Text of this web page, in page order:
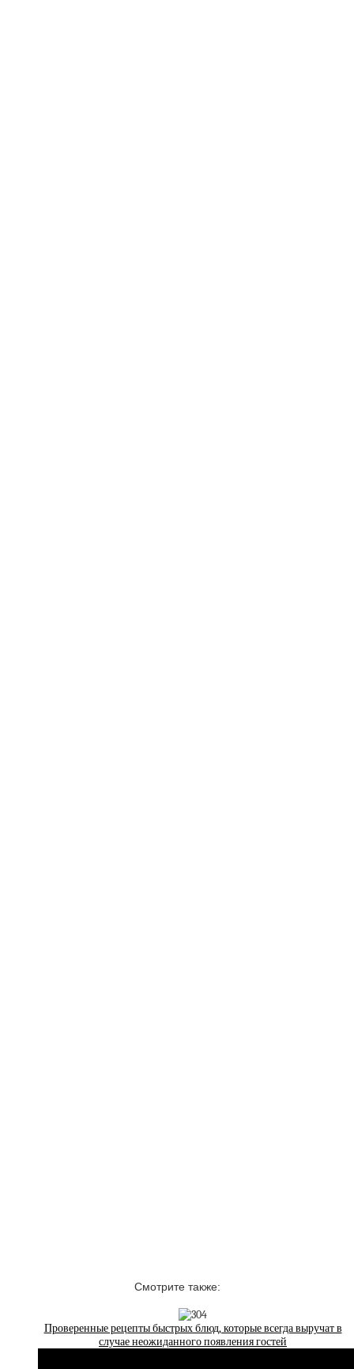
Смотрите также:
Проверенные рецепты быстрых блюд, которые всегда выручат в
случае неожиданного появления гостей